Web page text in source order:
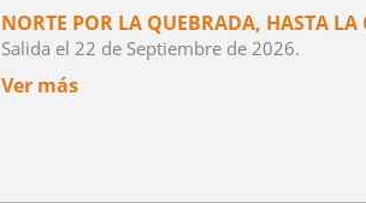
NORTE POR LA QUEBRADA, HASTA LA
Salida el 22 de Septiembre de 2026.
Ver más